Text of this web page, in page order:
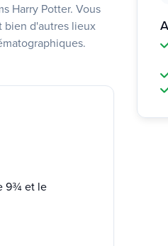
Harry Potter. Vous
bien d'autres lieux
9¾ et le